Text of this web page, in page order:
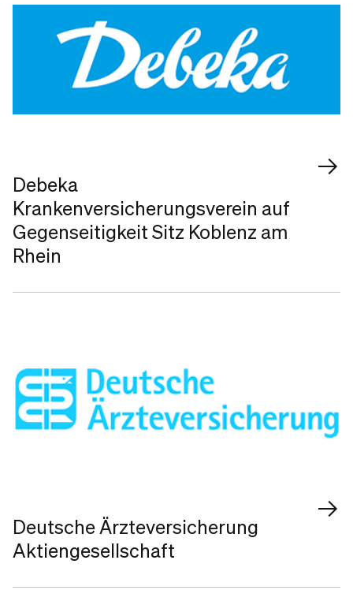
Debeka
Krankenversicherungsverein auf
Gegenseitigkeit Sitz Koblenz am
Rhein
Deutsche Ärzteversicherung
Aktiengesellschaft